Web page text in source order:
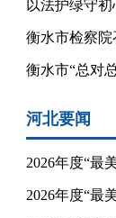
以法护绿守
衡水市检察
衡水市“总对
河北要闻
2026年度“最
2026年度“最